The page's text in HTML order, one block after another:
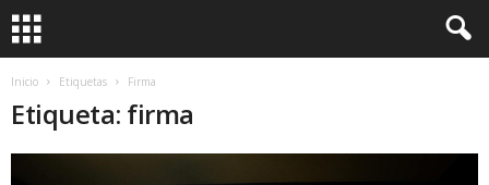
Inicio Etiquetas Firma
Etiqueta: firma